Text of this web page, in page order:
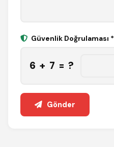
Güvenlik Doğrulaması *
6 + 7 = ?
Gönder